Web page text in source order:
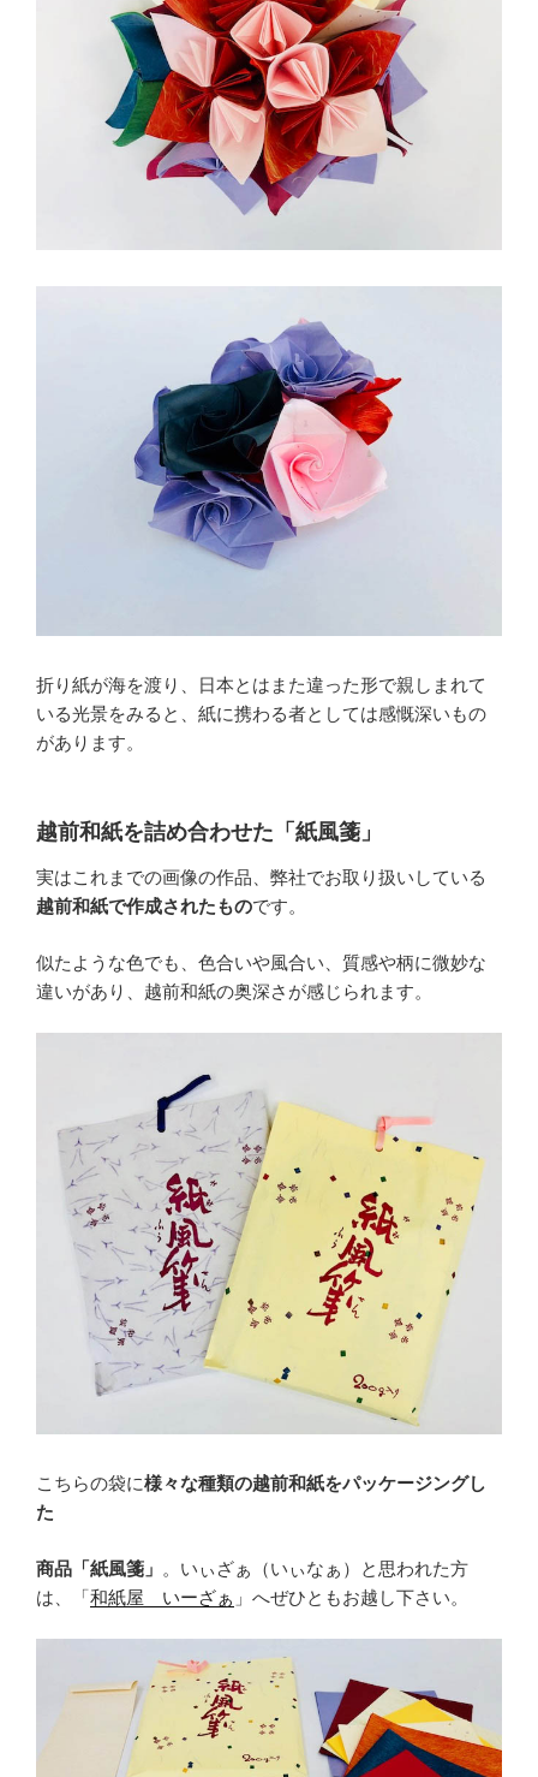
折り紙が海を渡り、日本とはまた違った形で親しまれて
いる光景をみると、紙に携わる者としては感慨深いもの
があります。
越前和紙を詰め合わせた「紙風箋」
実はこれまでの画像の作品、弊社でお取り扱いしている
越前和紙で作成されたものです。
似たような色でも、色合いや風合い、質感や柄に微妙な
違いがあり、越前和紙の奥深さが感じられます。
こちらの袋に様々な種類の越前和紙をパッケージングし
た
商品「紙風箋」 。いぃざぁ（いぃなぁ）と思われた方
は、「和紙屋 いーざぁ 」へぜひともお越し下さい。